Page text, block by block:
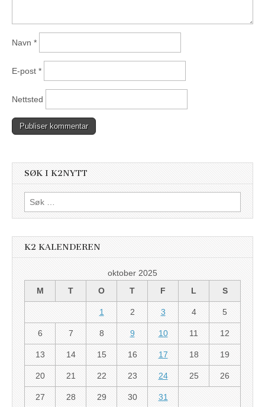
Navn *
E-post *
Nettsted
SØK I K2NYTT
Søk
etter:
K2 KALENDEREN
oktober 2025
M
T O T F L S
1 2 3 4 5
6 7 8 9 10 11 12
13 14 15 16 17 18 19
20 21 22 23 24 25 26
27 28 29 30
31